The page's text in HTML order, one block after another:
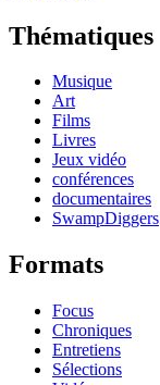
Thématiques
Musique
Art
Films
Livres
Jeux vidéo
conférences
documentaires
SwampDiggers
Formats
Focus
Chroniques
Entretiens
Sélections